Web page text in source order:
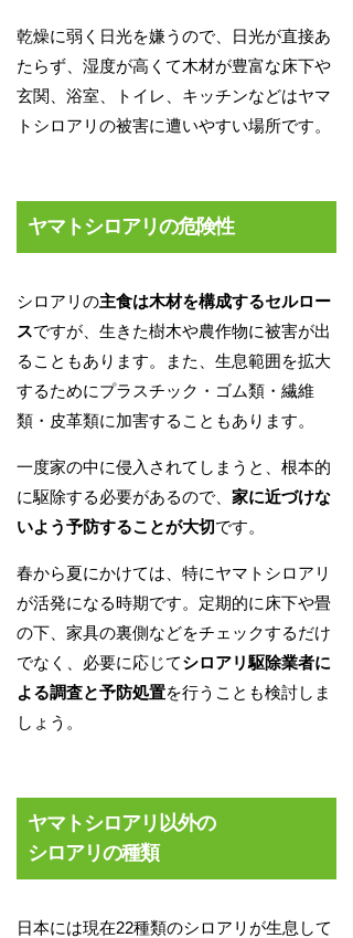
乾燥に弱く日光を嫌うので、日光が直接あ
たらず、湿度が高くて木材が豊富な床下や
玄関、浴室、トイレ、キッチンなどはヤマ
トシロアリの被害に遭いやすい場所です。
ヤマトシロアリの危険性
シロアリの主食は木材を構成するセルロー
スですが、生きた樹木や農作物に被害が出
ることもあります。また、生息範囲を拡大
するためにプラスチック・ゴム類・繊維
類・皮革類に加害することもあります。
一度家の中に侵入されてしまうと、根本的
に駆除する必要があるので、 家に近づけな
いよう予防することが大切です。
春から夏にかけては、特にヤマトシロアリ
が活発になる時期です。定期的に床下や畳
の下、家具の裏側などをチェックするだけ
でなく、必要に応じてシロアリ駆除業者に
よる調査と予防処置を行うことも検討しま
しょう。
ヤマトシロアリ以外の
シロアリの種類
日本には現在22種類のシロアリが生息して